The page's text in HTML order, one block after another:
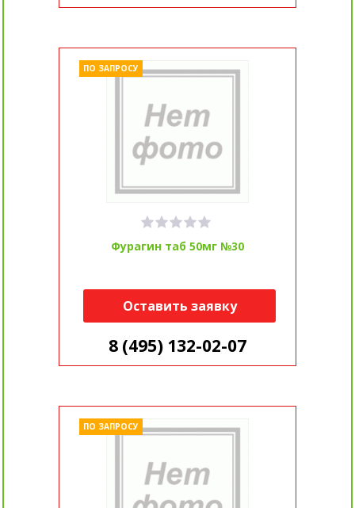
Фурагин таб 50мг №30
ПО ЗАПРОСУ
Оставить заявку
8 (495) 132-02-07
ПО ЗАПРОСУ